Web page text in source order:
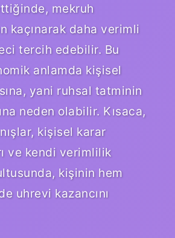
mekruh
kaçınarak daha verimli
tercih edebilir. Bu
anlamda kişisel
yani ruhsal tatminin
neden olabilir. Kısaca,
kişisel karar
ve kendi verimlilik
kişinin hem
uhrevi kazancını